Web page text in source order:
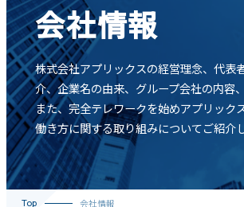
会社情報
株式会社アプリックスの経営理念、代表
介、企業名の由来、グループ会社の内容、
また、完全テレワークを始めアプリック
働き方に関する取り組みについてご紹介し
Top 会社情報